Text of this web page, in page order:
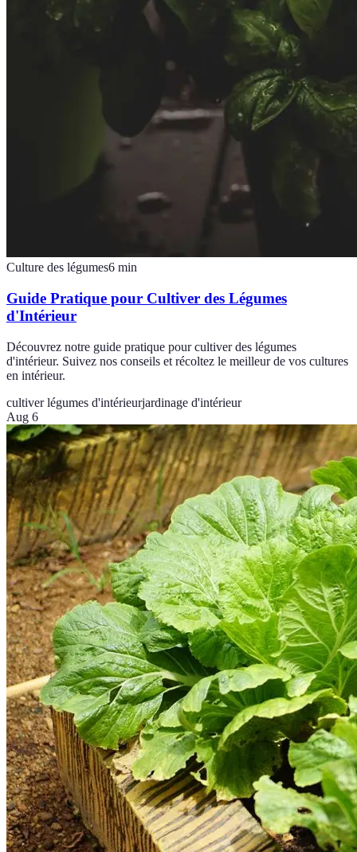
Culture des légumes6 min
Guide Pratique pour Cultiver des Légumes
d'Intérieur
Découvrez notre guide pratique pour cultiver des légumes
d'intérieur. Suivez nos conseils et récoltez le meilleur de vos cultures
en intérieur.
cultiver légumes d'intérieurjardinage d'intérieur
Aug 6